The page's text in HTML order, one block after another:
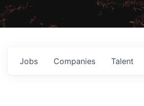
Jobs Companies Talent